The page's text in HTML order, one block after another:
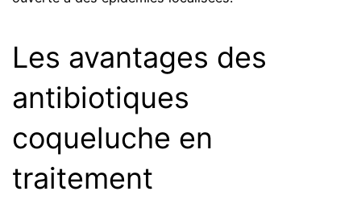
Les avantages des
antibiotiques
coqueluche en
traitement